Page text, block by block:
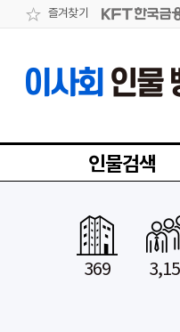
즐겨찾기
인물검색
369